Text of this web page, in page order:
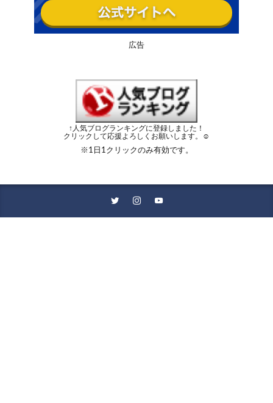
広告
↑人気ブログランキングに登録しました！
クリックして応援よろしくお願いします。☺︎
※1日1クリックのみ有効です。